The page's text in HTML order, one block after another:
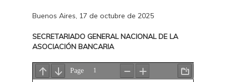
Buenos Aires, 17 de octubre de 2025
SECRETARIADO GENERAL NACIONAL DE LA
ASOCIACIÓN BANCARIA